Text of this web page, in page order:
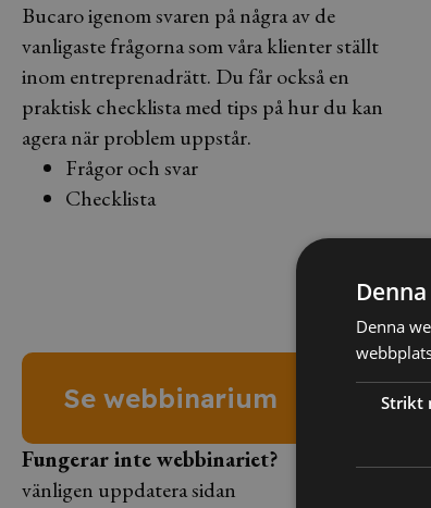
Bucaro igenom svaren på några av de
vanligaste frågorna som våra klienter ställt
inom entreprenadrätt. Du får också en
praktisk checklista med tips på hur du kan
agera när problem uppstår.
Frågor och svar
Checklista
Se webbinarium
Fungerar inte webbinariet?
vänligen uppdatera sidan
Denna
Strikt